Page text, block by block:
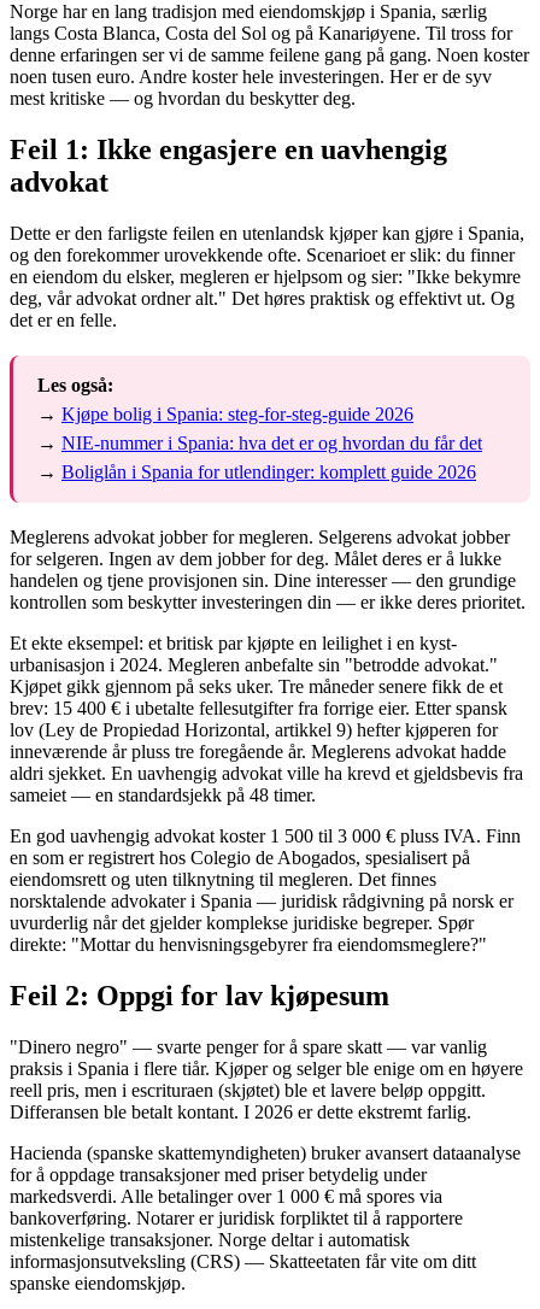
Norge har en lang tradisjon med eiendomskjøp i Spania, særlig
langs Costa Blanca, Costa del Sol og på Kanariøyene. Til tross for
denne erfaringen ser vi de samme feilene gang på gang. Noen koster
noen tusen euro. Andre koster hele investeringen. Her er de syv
mest kritiske — og hvordan du beskytter deg.
Feil 1: Ikke engasjere en uavhengig
advokat
Dette er den farligste feilen en utenlandsk kjøper kan gjøre i Spania,
og den forekommer urovekkende ofte. Scenarioet er slik: du finner
en eiendom du elsker, megleren er hjelpsom og sier: "Ikke bekymre
deg, vår advokat ordner alt." Det høres praktisk og effektivt ut. Og
det er en felle.
Les også:
→ Kjøpe bolig i Spania: steg-for-steg-guide 2026
→ NIE-nummer i Spania: hva det er og hvordan du får det
→ Boliglån i Spania for utlendinger: komplett guide 2026
Meglerens advokat jobber for megleren. Selgerens advokat jobber
for selgeren. Ingen av dem jobber for deg. Målet deres er å lukke
handelen og tjene provisjonen sin. Dine interesser — den grundige
kontrollen som beskytter investeringen din — er ikke deres prioritet.
Et ekte eksempel: et britisk par kjøpte en leilighet i en kyst-
urbanisasjon i 2024. Megleren anbefalte sin "betrodde advokat."
Kjøpet gikk gjennom på seks uker. Tre måneder senere fikk de et
brev: 15 400 € i ubetalte fellesutgifter fra forrige eier. Etter spansk
lov (Ley de Propiedad Horizontal, artikkel 9) hefter kjøperen for
inneværende år pluss tre foregående år. Meglerens advokat hadde
aldri sjekket. En uavhengig advokat ville ha krevd et gjeldsbevis fra
sameiet — en standardsjekk på 48 timer.
En god uavhengig advokat koster 1 500 til 3 000 € pluss IVA. Finn
en som er registrert hos Colegio de Abogados, spesialisert på
eiendomsrett og uten tilknytning til megleren. Det finnes
norsktalende advokater i Spania — juridisk rådgivning på norsk er
uvurderlig når det gjelder komplekse juridiske begreper. Spør
direkte: "Mottar du henvisningsgebyrer fra eiendomsmeglere?"
Feil 2: Oppgi for lav kjøpesum
"Dinero negro" — svarte penger for å spare skatt — var vanlig
praksis i Spania i flere tiår. Kjøper og selger ble enige om en høyere
reell pris, men i escrituraen (skjøtet) ble et lavere beløp oppgitt.
Differansen ble betalt kontant. I 2026 er dette ekstremt farlig.
Hacienda (spanske skattemyndigheten) bruker avansert dataanalyse
for å oppdage transaksjoner med priser betydelig under
markedsverdi. Alle betalinger over 1 000 € må spores via
bankoverføring. Notarer er juridisk forpliktet til å rapportere
mistenkelige transaksjoner. Norge deltar i automatisk
informasjonsutveksling (CRS) — Skatteetaten får vite om ditt
spanske eiendomskjøp.